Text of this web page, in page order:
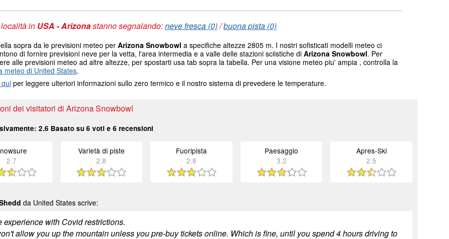
in USA - Arizonastanno segnalando:neve fresca (0)/buona pista (0)
sopra da le previsioni meteo per Arizona Snowbowl a specifiche altezze 2805 m. I nostri sofisticati modelli meteo ci
di fornire previsioni neve per la vetta, l'area intermedia e a valle delle stazioni sciistiche di Arizona Snowbowl. Per
alle previsioni meteo ad altre altezze, per spostarti usa tab sopra la tabella. Per una visione meteo piu' ampia , controlla la
meteo di United States.
per leggere ulteriori informazioni sullo zero termico e il nostro sistema di prevedere le temperature.
dei visitatori di Arizona Snowbowl
2.6 Basato su 6 voti e 6 recensioni
2.7
Varietà di piste
2.8
Fuoripista
2.8
Paesaggio
3.2
Apres-Ski
2.5
da United States scrive:
experience with Covid restrictions.
allow you up the mountain unless you pre-buy tickets online. Which is fine, until you spend 4 hours driving to